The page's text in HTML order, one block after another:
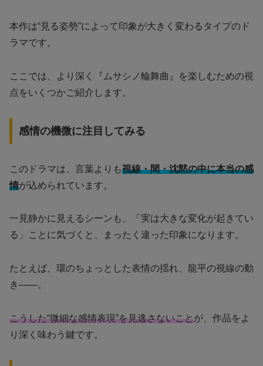
本作は“見る姿勢”によって印象が大きく変わるタイプのド
ラマです。
ここでは、より深く『ムサシノ輪舞曲』を楽しむための視
点をいくつかご紹介します。
感情の機微に注目してみる
このドラマは、言葉よりも視線・間・沈黙の中に本当の感
情が込められています。
一見静かに見えるシーンも、「実は大きな変化が起きてい
る」ことに気づくと、まったく違った印象になります。
たとえば、環のちょっとした表情の揺れ、龍平の視線の動
き――。
こうした“微細な感情表現”を見逃さないことが、作品をよ
り深く味わう鍵です。